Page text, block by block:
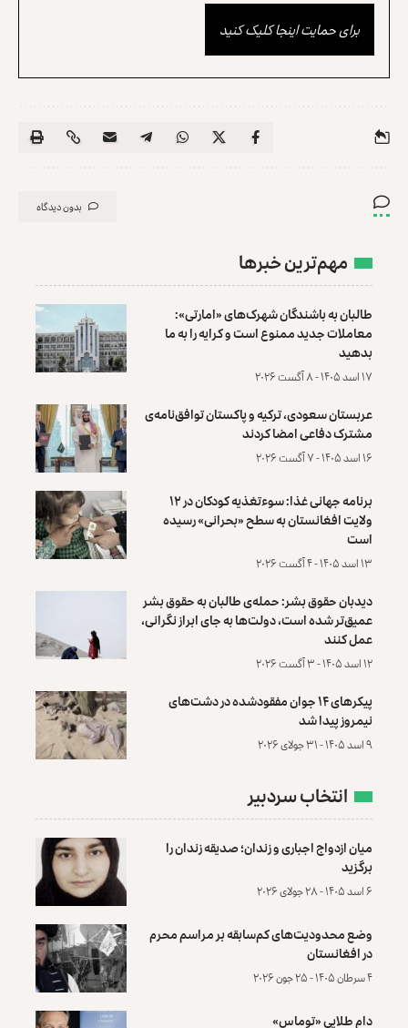
برای حمایت اینجا کلیک کنید
بدون دیدگاه
مهم‌ترین خبرها
طالبان به باشندگان شهرک‌های «امارتی»:
معاملات جدید ممنوع است و کرایه را به ما
بدهید
۱۷ اسد ۱۴۰۵ - ۸ آگست ۲۰۲۶
عربستان سعودی، ترکیه و پاکستان توافق‌نامه‌ی
مشترک دفاعی امضا کردند
۱۶ اسد ۱۴۰۵ - ۷ آگست ۲۰۲۶
برنامه جهانی غذا: سوءتغذیه کودکان در ۱۲
ولایت افغانستان به سطح «بحرانی» رسیده
است
۱۳ اسد ۱۴۰۵ - ۴ آگست ۲۰۲۶
دیدبان حقوق بشر: حمله‌ی طالبان به حقوق بشر
عمیق‌تر شده است، دولت‌ها به جای ابراز نگرانی،
عمل کنند
۱۲ اسد ۱۴۰۵ - ۳ آگست ۲۰۲۶
پیکرهای ۱۴ جوان مفقودشده در دشت‌های
نیمروز پیدا شد
۹ اسد ۱۴۰۵ - ۳۱ جولای ۲۰۲۶
انتخاب سردبیر
میان ازدواج اجباری و زندان؛ صدیقه زندان را
برگزید
۶ اسد ۱۴۰۵ - ۲۸ جولای ۲۰۲۶
وضع محدودیت‌های کم‌سابقه بر مراسم محرم
در افغانستان
۴ سرطان ۱۴۰۵ - ۲۵ جون ۲۰۲۶
دام طلایی «توماس»